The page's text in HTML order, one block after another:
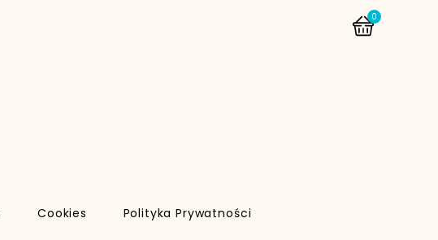
0
Cookies Polityka Prywatności